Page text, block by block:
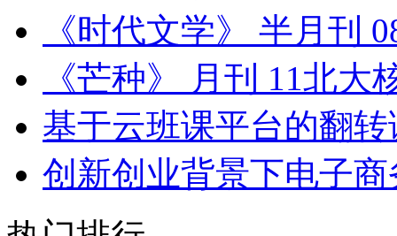
《时代文学》 半月刊
《芒种》 月刊 11北大
基于云班课平台的翻
创新创业背景下电子